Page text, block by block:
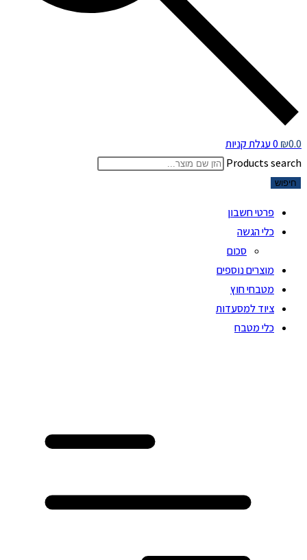
₪0.0
0 עגלת קניות
Products search
חיפוש
פרטי חשבון
כלי הגשה
סכום
מוצרים נוספים
מטבחי חוץ
ציוד למסעדות
כלי מטבח